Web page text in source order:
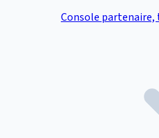
Console